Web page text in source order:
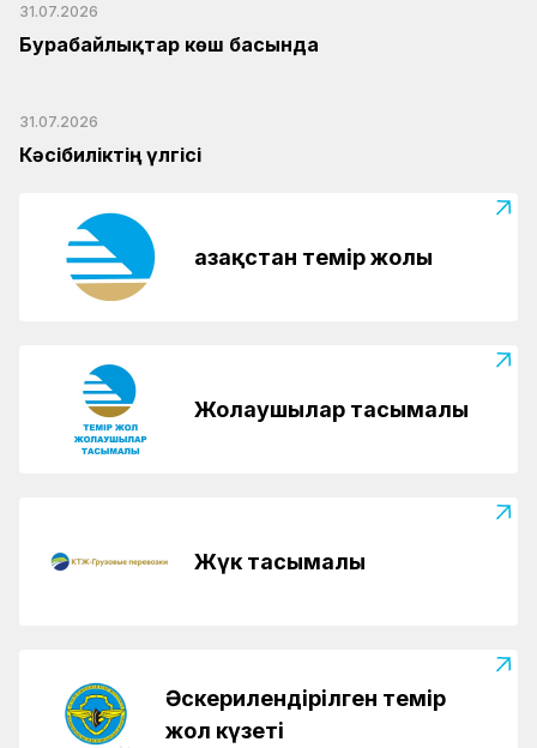
31.07.2026
Бурабайлықтар көш басында
31.07.2026
Кәсібиліктің үлгісі
Қазақстан темір жолы
Жолаушылар тасымалы
Жүк тасымалы
Әскерилендірілген темір
жол күзеті